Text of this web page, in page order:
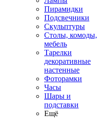
Пирамидки
Подсвечники
Скульптуры
Столы, комоды,
мебель
Тарелки
декоративные
настенные
Фоторамки
Часы
Шары и
подставки
Ещё